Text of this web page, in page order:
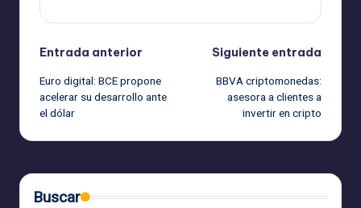
Navegación
de
entradas
Entrada anterior
Euro digital: BCE propone
acelerar su desarrollo ante
el dólar
Siguiente entrada
BBVA criptomonedas:
asesora a clientes a
invertir en cripto
Buscar